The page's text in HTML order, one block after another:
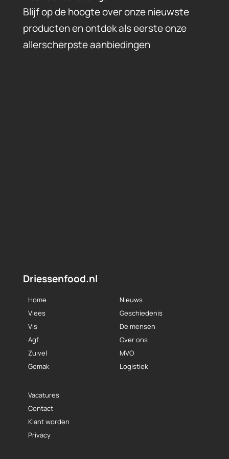
Driessenfood.nl
Home
Vlees
Vis
Agf
Zuivel
Gemak
Nieuws
Geschiedenis
De mensen
Over ons
MVO
Logistiek
Vacatures
Contact
Klant worden
Privacy
Blijf op de hoogte over onze nieuwste
producten en ontdek als eerste onze
allerscherpste aanbiedingen